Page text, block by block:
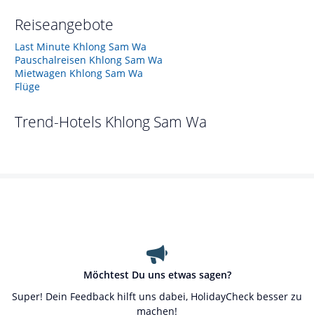
Reiseangebote
Last Minute Khlong Sam Wa
Pauschalreisen Khlong Sam Wa
Mietwagen Khlong Sam Wa
Flüge
Trend-Hotels Khlong Sam Wa
Möchtest Du uns etwas sagen?
Super! Dein Feedback hilft uns dabei, HolidayCheck besser zu
machen!